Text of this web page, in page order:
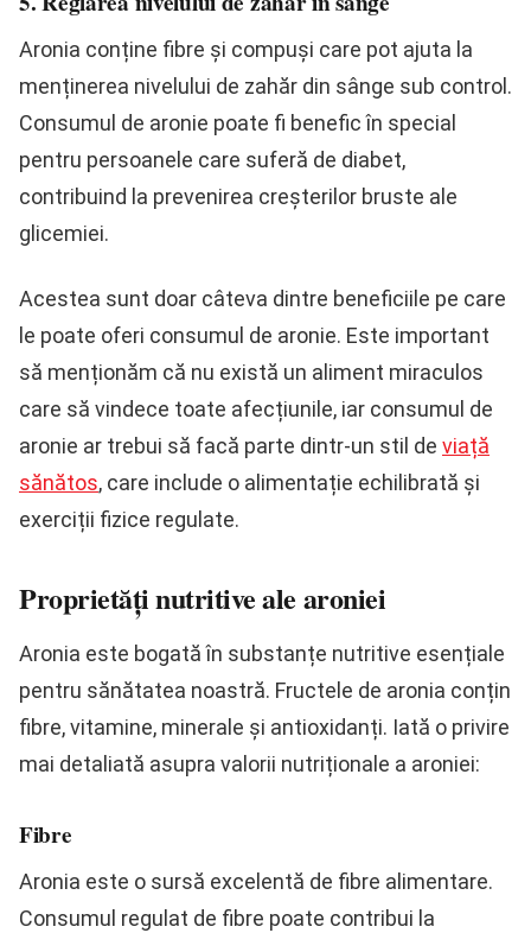
Aronia conține fibre și compuși care pot ajuta la
menținerea nivelului de zahăr din sânge sub control.
Consumul de aronie poate fi benefic în special
pentru persoanele care suferă de diabet,
contribuind la prevenirea creșterilor bruste ale
glicemiei.
Acestea sunt doar câteva dintre beneficiile pe care
le poate oferi consumul de aronie. Este important
să menționăm că nu există un aliment miraculos
care să vindece toate afecțiunile, iar consumul de
aronie ar trebui să facă parte dintr-un stil de viață
sănătos, care include o alimentație echilibrată și
exerciții fizice regulate.
Proprietăți nutritive ale aroniei
Aronia este bogată în substanțe nutritive esențiale
pentru sănătatea noastră. Fructele de aronia conțin
fibre, vitamine, minerale și antioxidanți. Iată o privire
mai detaliată asupra valorii nutriționale a aroniei:
Fibre
Aronia este o sursă excelentă de fibre alimentare.
Consumul regulat de fibre poate contribui la